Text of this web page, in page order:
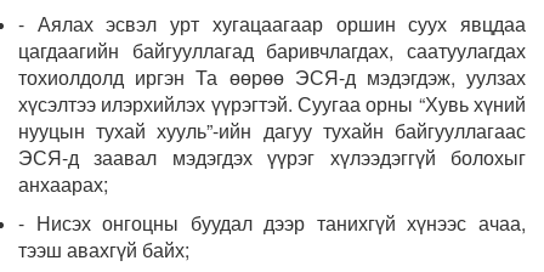
- Аялах эсвэл урт хугацаагаар оршин суух явцдаа
цагдаагийн байгууллагад баривчлагдах, саатуулагдах
тохиолдолд иргэн Та өөрөө ЭСЯ-д мэдэгдэж, уулзах
хүсэлтээ илэрхийлэх үүрэгтэй. Суугаа орны “Хувь хүний
нууцын тухай хууль”-ийн дагуу тухайн байгууллагаас
ЭСЯ-д заавал мэдэгдэх үүрэг хүлээдэггүй болохыг
анхаарах;
- Нисэх онгоцны буудал дээр танихгүй хүнээс ачаа,
тээш авахгүй байх;